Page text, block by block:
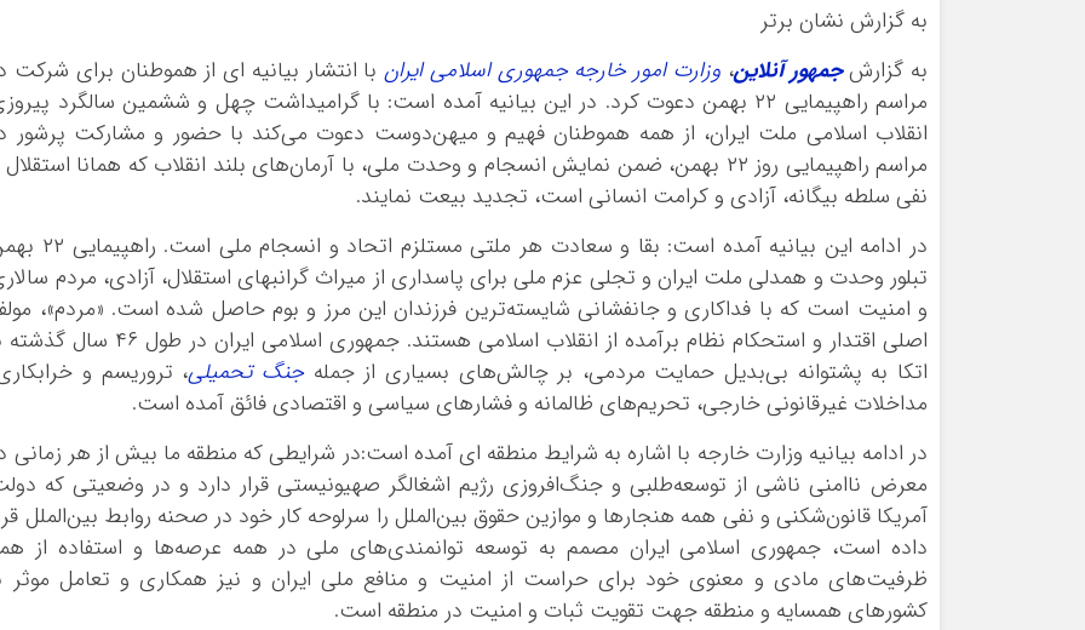
به گزارش نشان برتر
به گزارشجمهور آنلاین، وزارت امور خارجه جمهوری اسلامی ایرانبا انتشار بیانیه ای از هموطنان برای شرکت
مراسم راهپیمایی ۲۲ بهمن دعوت کرد. در این بیانیه آمده است: با گرامیداشت چهل‌ و ششمین سالگرد
انقلاب اسلامی ملت ایران، از همه هموطنان فهیم و میهن‌دوست دعوت می‌کند با حضور و مشارکت پرشور
مراسم راهپیمایی روز ۲۲ بهمن، ضمن نمایش انسجام و وحدت ملی، با آرمان‌های بلند انقلاب که همانا
نفی سلطه بیگانه، آزادی و کرامت انسانی است، تجدید بیعت نمایند.
در ادامه این بیانیه آمده است: بقا و سعادت هر ملتی مستلزم
تبلور وحدت و همدلی ملت ایران و تجلی عزم ملی برای پاسداری از میراث گرانبهای استقلال، آزادی، مردم
و امنیت است که با فداکاری و جانفشانی شایسته‌ترین فرزندان این مرز و بوم حاصل شده است. «مردم»،
اصلی اقتدار و استحکام نظام برآمده از انقلاب اسلامی هستند. جمهوری اسلامی ایران در طول
اتکا به پشتوانه بی‌بدیل حمایت مردمی، بر چالش‌های بسیاری از جمله جنگ تحمیلی، تروریسم و
مداخلات غیرقانونی خارجی، تحریم‌های ظالمانه و فشارهای سیاسی و اقتصادی فائق آمده است.
در ادامه بیانیه وزارت خارجه با اشاره به شرایط منطقه ای آمده است:در شرایطی که منطقه ما بیش از هر زمانی
معرض ناامنی ناشی از توسعه‌طلبی و جنگ‌افروزی رژیم اشغالگر صهیونیستی قرار دارد و در وضعیتی که
آمریکا قانون‌شکنی و نفی همه هنجارها و موازین حقوق بین‌الملل را سرلوحه کار خود در صحنه روابط بین‌الملل
داده است، جمهوری اسلامی ایران مصمم به توسعه توانمندی‌های ملی در همه عرصه‌ها و استفاده از
ظرفیت‌های مادی و معنوی خود برای حراست از امنیت و منافع ملی ایران و نیز همکاری و تعامل موثر
کشورهای همسایه و منطقه جهت تقویت ثبات و امنیت در منطقه است.